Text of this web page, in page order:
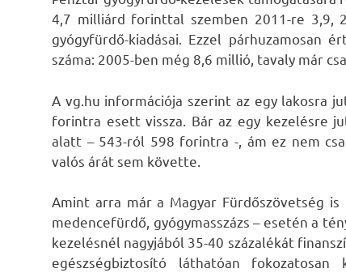
4,7 milliárd forinttal szemben 2011-re 3,9,
gyógyfürdő-kiadásai. Ezzel párhuzamosan
száma: 2005-ben még 8,6 millió, tavaly már
A vg.hu információja szerint az egy lakosra
forintra esett vissza. Bár az egy kezelésre
alatt – 543-ról 598 forintra -, ám ez nem
valós árát sem követte.
Amint arra már a Magyar Fürdőszövetség
medencefürdő, gyógymasszázs – esetén a
kezelésnél nagyjából 35-40 százalékát
egészségbiztosító láthatóan fokozatosan